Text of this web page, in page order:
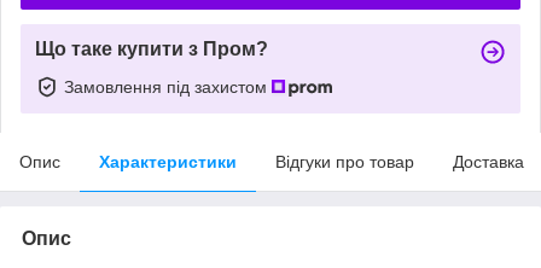
Що таке купити з Пром?
Замовлення під захистом
Опис Характеристики Відгуки про товар Доставка
Опис